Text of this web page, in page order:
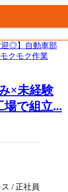
×未経験
で組立...
/ 正社員